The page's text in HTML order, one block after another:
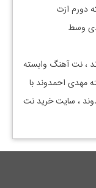
دورم ازت
وسط
، نت آهنگ وابسته
مهدی احمدوند با
، سایت خرید نت